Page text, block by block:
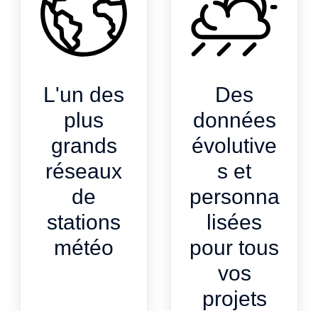
L'un des
plus
grands
réseaux
de
stations
météo
Des
données
évolutive
s et
personna
lisées
pour tous
vos
projets